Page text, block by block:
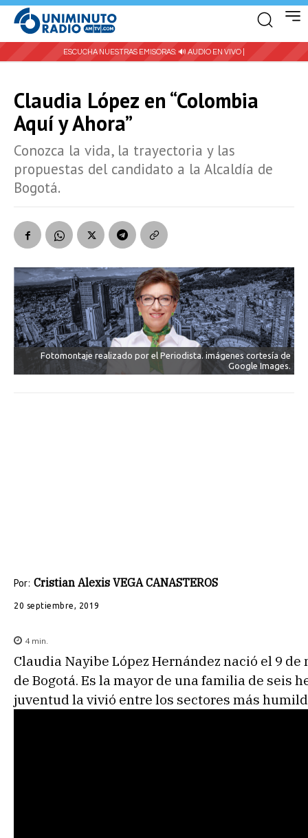
ESCUCHA NUESTRAS EMISORAS: 🔊 AUDIO EN VIVO |
Claudia López en “Colombia
Aquí y Ahora”
Conozca la vida, la trayectoria y las
propuestas del candidato a la Alcaldía de
Bogotá.
Fotomontaje realizado por el Periodista. imágenes cortesía de
Google Images.
Por: Cristian Alexis VEGA CANASTEROS
20 septiembre, 2019
4 min.
Claudia Nayibe López Hernández nació el 9 de
de Bogotá. Es la mayor de una familia de seis
juventud la vivió entre los sectores más